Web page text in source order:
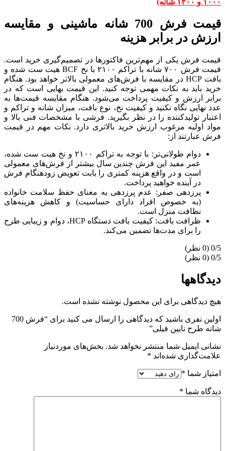
قیمت فرش 700 شانه ماشینی و مقایسه
ارزش در برابر هزینه
قیمت فرش یکی از مهم‌ترین فاکتورها در تصمیم‌گیری خرید است.
قیمت فرش ۷۰۰ شانه با تراکم ۲۱۰۰ با نخ BCF هیت ست شده و
بافت HCP در مقایسه با فرش‌های معمولی بالاتر خواهد بود. هنگام
خرید باید به نکات مهمی توجه کنید. این قیمت بهایی است که در
برابر ارزش و کیفیت پرداخت می‌شود. هنگام مقایسه قیمت‌ها به
عدد نهایی نگاه نکنید و کیفیت نخ، نوع بافت، میزان شانه و تراکم و
اعتبار تولیدکننده را در نظر بگیرید. فرشی با مشخصات فنی بالا و
مواد اولیه مرغوب ارزش خرید بالاتری دارد. نکات مهم در قیمت
فرش عبارتند از:
دوام طولانی‌تر: با توجه به تراکم ۲۱۰۰ و نخ هیت ست شده،
عمر مفید این فرش چندین سال بیشتر از فرش‌های معمولی
است و در واقع هزینه کمتری را بابت تعویض زودهنگام فرش
در آینده خواهید پرداخت.
پرزدهی صفر: عدم پرزدهی به معنای حفظ سلامت خانواده
(به خصوص افراد دارای حساسیت) و کاهش هزینه‌های
نظافت منزل است.
ظرافت بافت: کیفیت بافت دستگاه HCP، دوام و زیبایی طرح
را برای مدت‌ها تضمین می‌کند.
‫0/5
‫0/5
دیدگاهها
هیچ دیدگاهی برای این محصول نوشته نشده است.
اولین نفری باشید که دیدگاهی را ارسال می کنید برای “فرش 700
شانه طرح نایین فیلی”
نشانی ایمیل شما منتشر نخواهد شد. بخش‌های موردنیاز
علامت‌گذاری شده‌اند*
امتیاز شما*
دیدگاه شما*